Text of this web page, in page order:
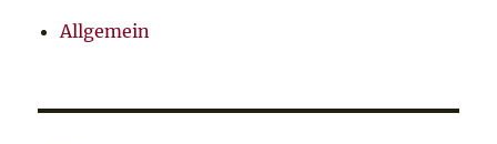
Allgemein